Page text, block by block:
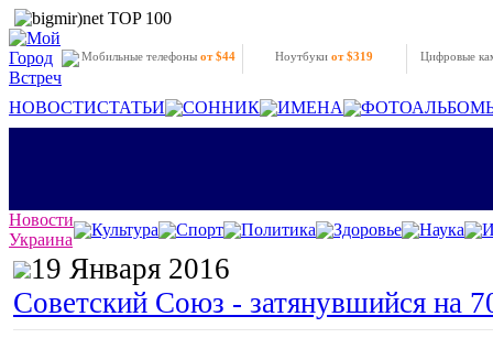
Мобильные телефоны от $44 Ноутбукиот $319 Цифровые
НОВОСТИСТАТЬИ СОННИК ИМЕНА
Новости
Украина
Культура Спорт Политика Здоровье Наука
19 Января 2016
Советский Союз - затянувшийся на